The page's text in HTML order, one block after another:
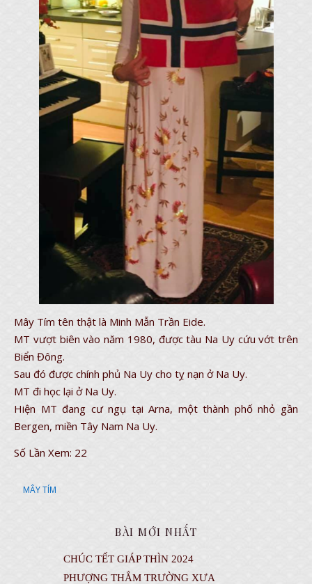
Mây Tím tên thật là Minh Mẫn Trần Eide.
MT vượt biên vào năm 1980, được tàu Na Uy cứu vớt trên
Biển Đông.
Sau đó được chính phủ Na Uy cho tỵ nạn ở Na Uy.
MT đi học lại ở Na Uy.
Hiện MT đang cư ngụ tại Arna, một thành phố nhỏ gần
Bergen, miền Tây Nam Na Uy.
Số Lần Xem: 22
MÂY TÍM
BÀI MỚI NHẤT
CHÚC TẾT GIÁP THÌN 2024
PHƯỢNG THẮM TRƯỜNG XƯA